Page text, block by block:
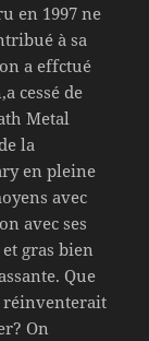
en 1997 ne
à sa
a effctué
cessé de
Metal
la
en pleine
avec
avec ses
gras bien
Que
réinventerait
On